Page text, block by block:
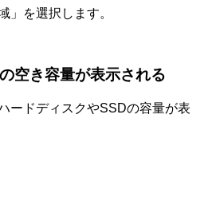
」を選択します。
空き容量が表示される
ードディスクやSSDの容量が表